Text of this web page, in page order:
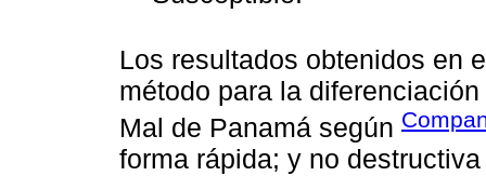
Los resultados obtenidos en
método para la
Mal de Panamá según
forma rápida; y no